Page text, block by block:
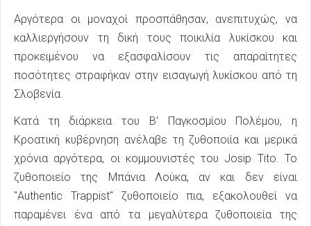
Αργότερα οι μοναχοί προσπάθησαν, ανεπιτυχώς, να
καλλιεργήσουν τη δική τους ποικιλία λυκίσκου και
προκειμένου να εξασφαλίσουν τις απαραίτητες
ποσότητες στραφήκαν στην εισαγωγή λυκίσκου από τη
Σλοβενία.
Κατά τη διάρκεια του Β' Παγκοσμίου Πολέμου, η
Κροατική κυβέρνηση ανέλαβε τη ζυθοποιία και μερικά
χρόνια αργότερα, οι κομμουνιστές του Josip Tito. Το
ζυθοποιείο της Μπάνια Λούκα, αν και δεν είναι
"Authentic Trappist" ζυθοποιείο πια, εξακολουθεί να
παραμένει ένα από τα μεγαλύτερα ζυθοποιεία της